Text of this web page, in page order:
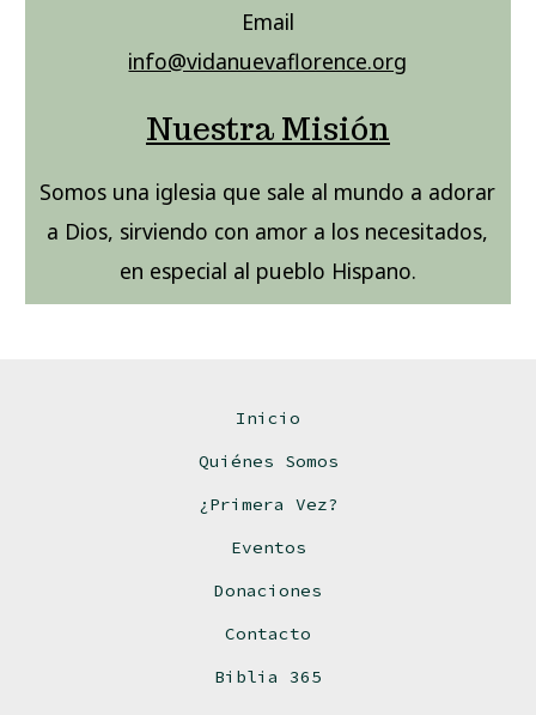
Email
info@vidanuevaflorence.org
Nuestra Misión
Somos una iglesia que sale al mundo a adorar
a Dios, sirviendo con amor a los necesitados,
en especial al pueblo Hispano.
Inicio
Quiénes Somos
¿Primera Vez?
Eventos
Donaciones
Contacto
Biblia 365